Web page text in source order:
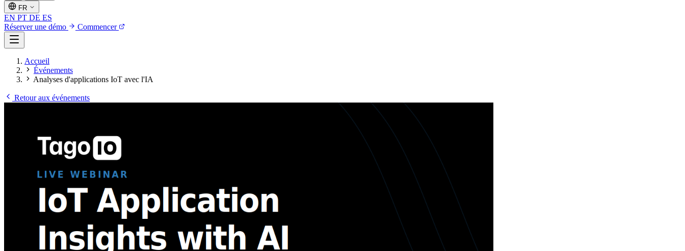
FR
EN PT DE ES
Réserver une démo
Commencer
Accueil
Événements
Analyses d'applications IoT avec l'IA
Retour aux événements